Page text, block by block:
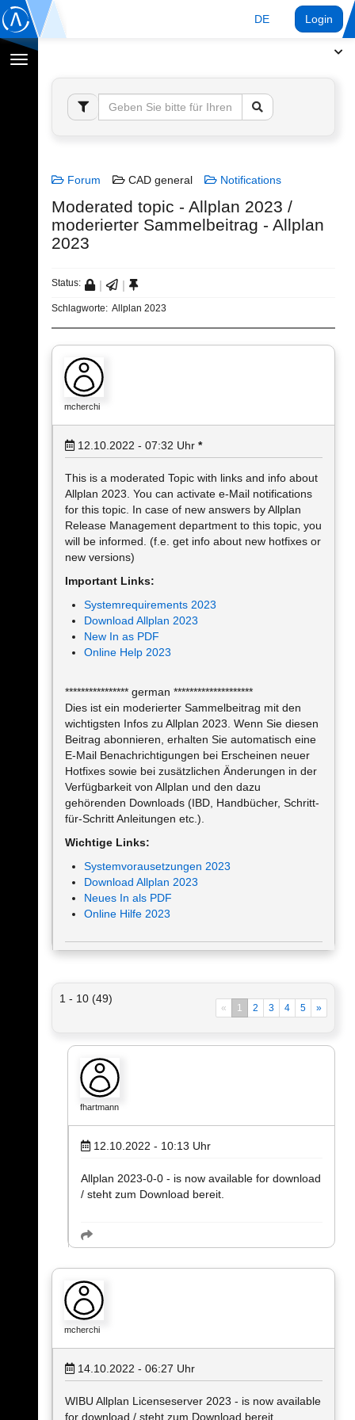
DE Login
Navigation
umschalten
Forum CAD general Notifications
Moderated topic - Allplan 2023 /
moderierter Sammelbeitrag - Allplan
2023
Status:
Schlagworte: Allplan 2023
mcherchi
12.10.2022 - 07:32 Uhr *
This is a moderated Topic with links and info about
Allplan 2023. You can activate e-Mail notifications
for this topic. In case of new answers by Allplan
Release Management department to this topic, you
will be informed. (f.e. get info about new hotfixes or
new versions)
Important Links:
Systemrequirements 2023
Download Allplan 2023
New In as PDF
Online Help 2023
**************** german ********************
Dies ist ein moderierter Sammelbeitrag mit den
wichtigsten Infos zu Allplan 2023. Wenn Sie diesen
Beitrag abonnieren, erhalten Sie automatisch eine
E-Mail Benachrichtigungen bei Erscheinen neuer
Hotfixes sowie bei zusätzlichen Änderungen in der
Verfügbarkeit von Allplan und den dazu
gehörenden Downloads (IBD, Handbücher, Schritt-
für-Schritt Anleitungen etc.).
Wichtige Links:
Systemvorausetzungen 2023
Download Allplan 2023
Neues In als PDF
Online Hilfe 2023
1 - 10 (49)
« 1 2 3 4 5 »
fhartmann
12.10.2022 - 10:13 Uhr
Allplan 2023-0-0 - is now available for download
/ steht zum Download bereit.
mcherchi
14.10.2022 - 06:27 Uhr
WIBU Allplan Licenseserver 2023 - is now available
for download / steht zum Download bereit.